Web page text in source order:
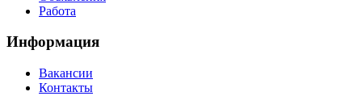
Работа
Информация
Вакансии
Контакты